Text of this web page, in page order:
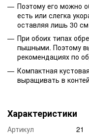
Поэтому его можно
есть или слегка
оставляя лишь 30
При обоих типах
пышными. Поэтому
рекомендациях по
Компактная
выращивать в
Характеристики
Артикул
21